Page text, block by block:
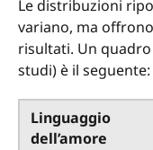
Le distribuzioni
variano, ma
risultati. Un
studi) è il seguente:
Linguaggio
dell’amore